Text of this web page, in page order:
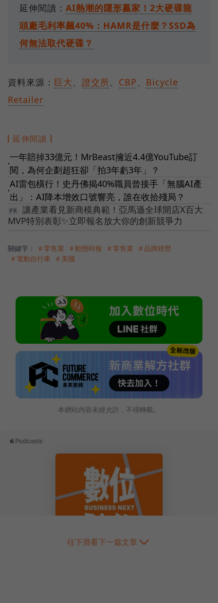
延伸閱讀： AI熱潮的隱形贏家！2大硬碟龍
頭廠毛利率飆40%：HAMR是什麼？SSD為
何無法取代硬碟？
資料來源： 巨大、 證交所、 CBP、 Bicycle
Retailer
延伸閱讀
●
一年賠掉33億元！MrBeast擁近4.4億YouTube訂
閱，為何企劃超狂卻「拍3年虧3年」？
●
AI雷包橫行！史丹佛揭40%職員曾接手「無腦AI產
出」：AI降本增效口號響亮，誰在收拾殘局？
讓產業看見新商模典範！亞馬遜全球開店X百大
MVP特別表彰✨立即報名放大你的創新競爭力
關鍵字： ＃零售業 ＃動態時報 ＃零售業
＃品牌經營
＃電動自行車 ＃美國
本網站內容未經允許，不得轉載。
往下滑看下一篇文章